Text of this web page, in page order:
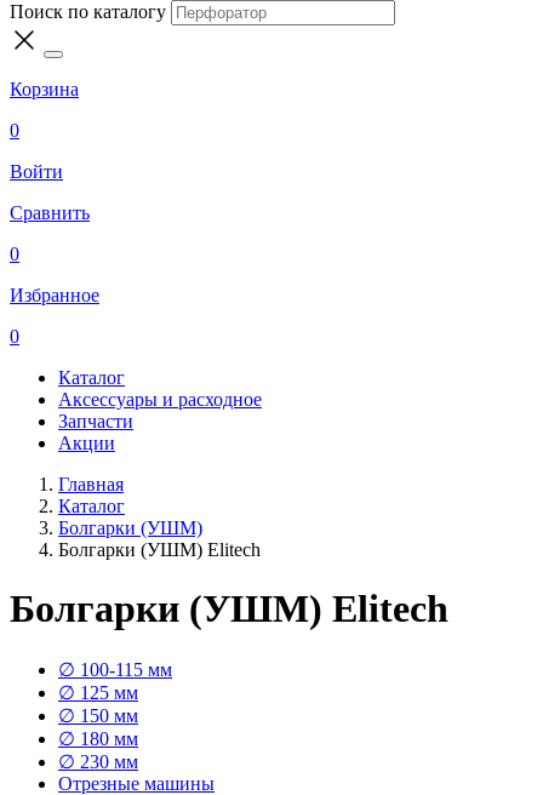
Поиск по каталогу
Корзина
0
Войти
Сравнить
0
Избранное
0
Каталог
Аксессуары и расходное
Запчасти
Акции
Главная
Каталог
Болгарки (УШМ)
Болгарки (УШМ) Elitech
Болгарки (УШМ) Elitech
∅ 100-115 мм
∅ 125 мм
∅ 150 мм
∅ 180 мм
∅ 230 мм
Отрезные машины